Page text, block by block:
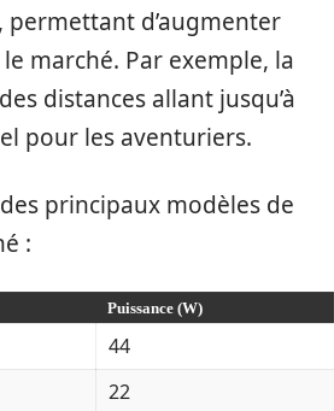
d’augmenter
marché. Par exemple, la
distances allant jusqu’à
pour les aventuriers.
principaux modèles de
:
Puissance (W)
44
22